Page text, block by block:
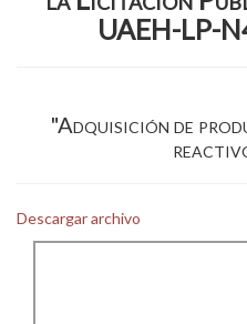
Plataforma Garza
Personal
UAEH-LP-
"Adquisición de
Descargar archivo